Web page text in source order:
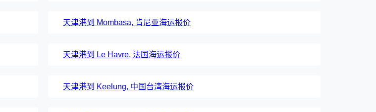
天津港到 Mombasa, 肯尼亚海运报价
天津港到 Le Havre, 法国海运报价
天津港到 Keelung, 中国台湾海运报价